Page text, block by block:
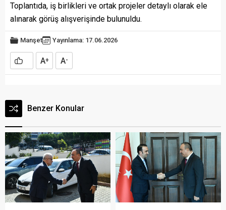
Toplantıda, iş birlikleri ve ortak projeler detaylı olarak ele
alınarak görüş alışverişinde bulunuldu.
Manşet Yayınlama: 17.06.2026
A+ A-
Benzer Konular